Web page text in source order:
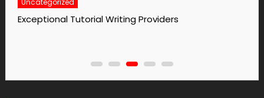
No1 Essay Writing Service Grabmyessay Com